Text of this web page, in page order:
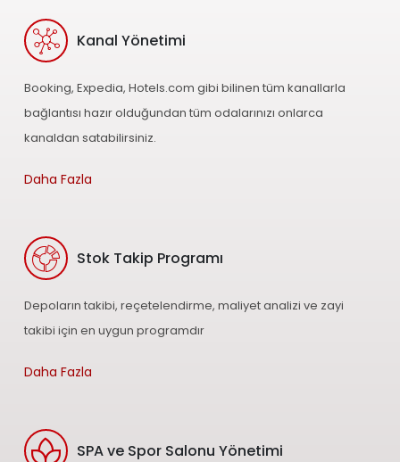
Kanal Yönetimi
Booking, Expedia, Hotels.com gibi bilinen tüm kanallarla
bağlantısı hazır olduğundan tüm odalarınızı onlarca
kanaldan satabilirsiniz.
Daha Fazla
Stok Takip Programı
Depoların takibi, reçetelendirme, maliyet analizi ve zayi
takibi için en uygun programdır
Daha Fazla
SPA ve Spor Salonu Yönetimi